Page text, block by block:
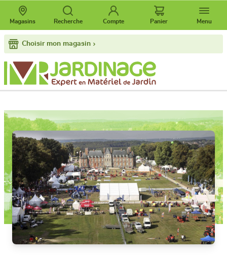
Choisir mon magasin
Magasins Recherche Compte Panier Menu